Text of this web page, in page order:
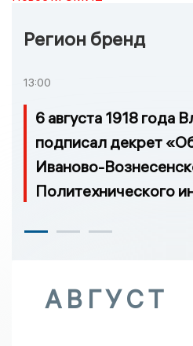
Регион бренд
13:00
6 августа 1918 года
подписал декрет
Иваново-
Политехнического
АВГУСТ